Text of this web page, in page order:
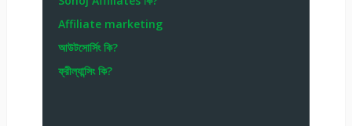
Affiliate marketing
আউটসোর্সিং কি?
ফ্রীল্যান্সিং কি?